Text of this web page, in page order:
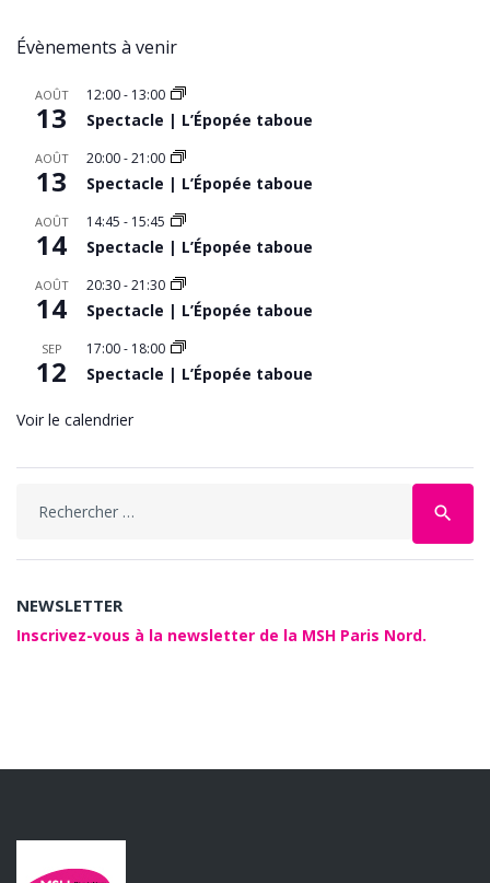
Évènements à venir
AOÛT
13
12:00- 13:00
Spectacle | L’Épopée taboue
AOÛT
13
20:00-21:00
Spectacle | L’Épopée taboue
AOÛT
14
14:45 - 15:45
Spectacle | L’Épopée taboue
AOÛT
14
20:30-21:30
Spectacle | L’Épopée taboue
SEP
12
17:00- 18:00
Spectacle | L’Épopée taboue
Voir le calendrier
search
NEWSLETTER
Inscrivez-vous à la newsletter de la MSH Paris Nord.